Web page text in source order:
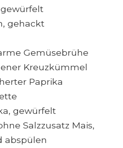
gewürfelt
gehackt
Gemüsebrühe
Kreuzkümmel
Paprika
gewürfelt
Salzzusatz Mais,
abspülen